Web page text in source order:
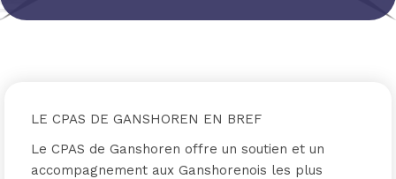
LE CPAS DE GANSHOREN EN BREF
Le CPAS de Ganshoren offre un soutien et un
accompagnement aux Ganshorenois les plus